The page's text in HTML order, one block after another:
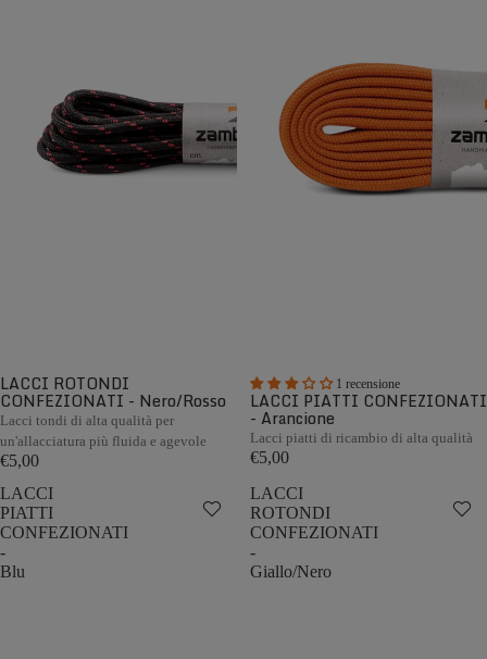
LACCI ROTONDI
CONFEZIONATI - Nero/Rosso
Lacci tondi di alta qualità per
un'allacciatura più fluida e agevole
€5,00
1 recensione
LACCI PIATTI CONFEZIONATI
- Arancione
Lacci piatti di ricambio di alta qualità
€5,00
LACCI
PIATTI
CONFEZIONATI
-
Blu
LACCI
ROTONDI
CONFEZIONATI
-
Giallo/Nero